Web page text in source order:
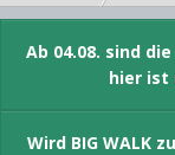
Ab 04.08. sind
hier ist
Wird BIG WALK